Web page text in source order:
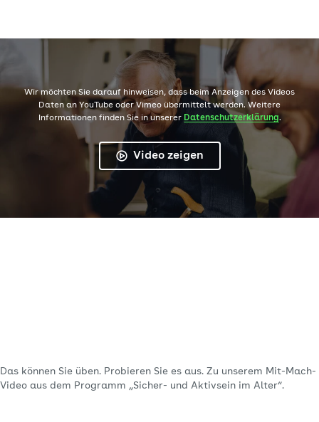
Wir möchten Sie darauf hinweisen, dass beim Anzeigen des Videos
Daten an YouTube oder Vimeo übermittelt werden. Weitere
Informationen finden Sie in unserer Datenschutzerklärung.
Video zeigen
Das können Sie üben. Probieren Sie es aus. Zu unserem Mit-Mach-
Video aus dem Programm „Sicher- und Aktivsein im Alter“.